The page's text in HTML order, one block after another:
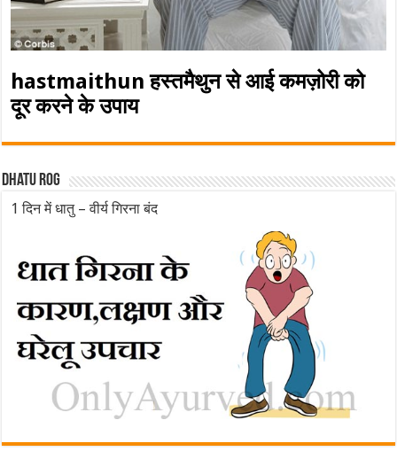
hastmaithun हस्तमैथुन से आई कमज़ोरी को
दूर करने के उपाय
Dhatu rog
1 दिन में धातु – वीर्य गिरना बंद